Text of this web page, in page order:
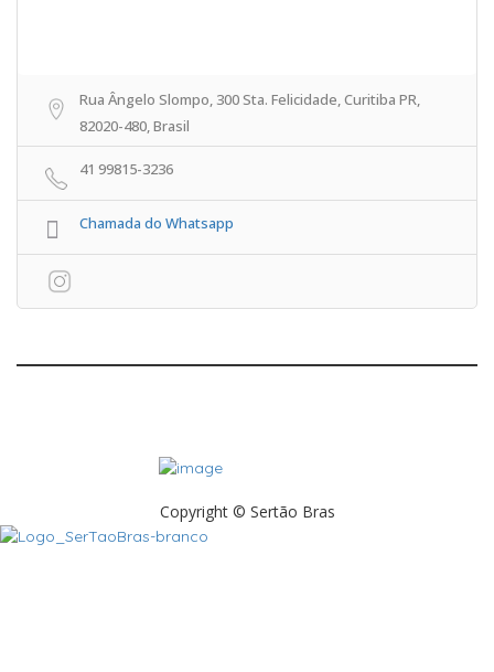
Rua Ângelo Slompo, 300 Sta. Felicidade, Curitiba PR,
82020-480, Brasil
41 99815-3236
Chamada do Whatsapp
Copyright © Sertão Bras